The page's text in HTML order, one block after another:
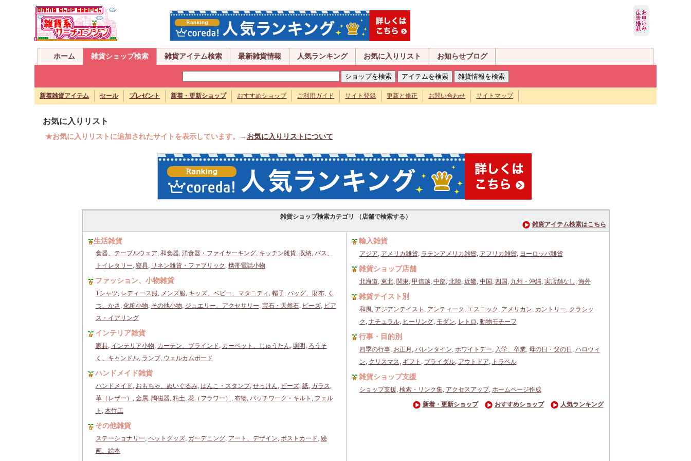
ホーム 雑貨ショップ検索 雑貨アイテム検索 最新雑貨情報 人気ランキング お気に入りリスト お知らせブログ
新着雑貨アイテム セール プレゼント 新着・更新ショップ おすすめショップ ご利用ガイド サイト登録 更新と修正 お問い合わせ サイトマップ
お気に入りリスト
★お気に入りリストに追加されたサイトを表示しています。→ お気に入りリストについて
雑貨ショップ検索カテゴリ （店舗で検索する）
雑貨アイテム検索はこちら
生活雑貨
食器、テーブルウェア, 和食器, 洋食器・ファイヤーキング, キッチン雑貨, 収納, バス、
トイレタリー, 寝具, リネン雑貨・ファブリック , 携帯電話小物
ファッション、小物雑貨
Tシャツ, レディース服, メンズ服, キッズ、ベビー、マタニティ , 帽子, バッグ、財布, く
つ、かさ , 化粧小物, その他小物, ジュエリー、アクセサリー, 宝石・天然石, ビーズ, ピア
ス・イアリング
インテリア雑貨
家具, インテリア小物, カーテン、ブラインド, カーペット、じゅうたん, 照明 , ろうそ
く、キャンドル, ランプ, ウェルカムボード
ハンドメイド雑貨
ハンドメイド, おもちゃ、ぬいぐるみ, はんこ・スタンプ, せっけん, ビーズ, 紙, ガラス,
革（レザー） , 金属, 陶磁器, 粘土, 花（フラワー） , 布物, パッチワーク・キルト , フェル
ト , 木竹工
その他雑貨
ステーショナリー, ペットグッズ, ガーデニング, アート、デザイン, ポストカード, 絵
画、絵本
輸入雑貨
アジア, アメリカ雑貨, ラテンアメリカ雑貨, アフリカ雑貨, ヨーロッパ雑貨
雑貨ショップ店舗
北海道, 東北, 関東, 甲信越, 中部, 北陸, 近畿, 中国 , 四国 , 九州・沖縄, 実店舗なし , 海外
雑貨テイスト別
和風, アジアンテイスト , アンティーク , エスニック , アメリカン, カントリー, クラシッ
ク , ナチュラル, ヒーリング, モダン, レトロ , 動物モチーフ
行事・目的別
四季の行事, お正月 , バレンタイン, ホワイトデー, 入学、卒業, 母の日・父の日 , ハロウィ
ン, クリスマス, ギフト , ブライダル, アウトドア, トラベル
雑貨ショップ支援
ショップ支援, 検索・リンク集, アクセスアップ, ホームページ作成
新着・更新ショップ おすすめショップ 人気ランキング